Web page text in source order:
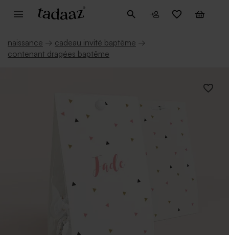
naissance → cadeau invité baptême →
contenant dragées baptême